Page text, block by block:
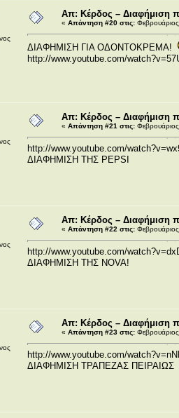
Απ: Κέρδος – Διαφήμιση
« Απάντηση #20 στις:
ΔΙΑΦΗΜΙΣΗ ΓΙΑ ΟΔΟΝΤΟΚΡΕΜΑ!
http://www.youtube.com/
Απ: Κέρδος – Διαφήμιση
« Απάντηση #21 στις:
http://www.youtube.com/
ΔΙΑΦΗΜΙΣΗ ΤΗΣ PEPSI
Απ: Κέρδος – Διαφήμιση
« Απάντηση #22 στις:
http://www.youtube.com/
ΔΙΑΦΗΜΙΣΗ ΤΗΣ NOVA!
Απ: Κέρδος – Διαφήμιση
« Απάντηση #23 στις:
http://www.youtube.com/
ΔΙΑΦΗΜΙΣΗ ΤΡΑΠΕΖΑΣ ΠΕΙΡΑΙΩΣ